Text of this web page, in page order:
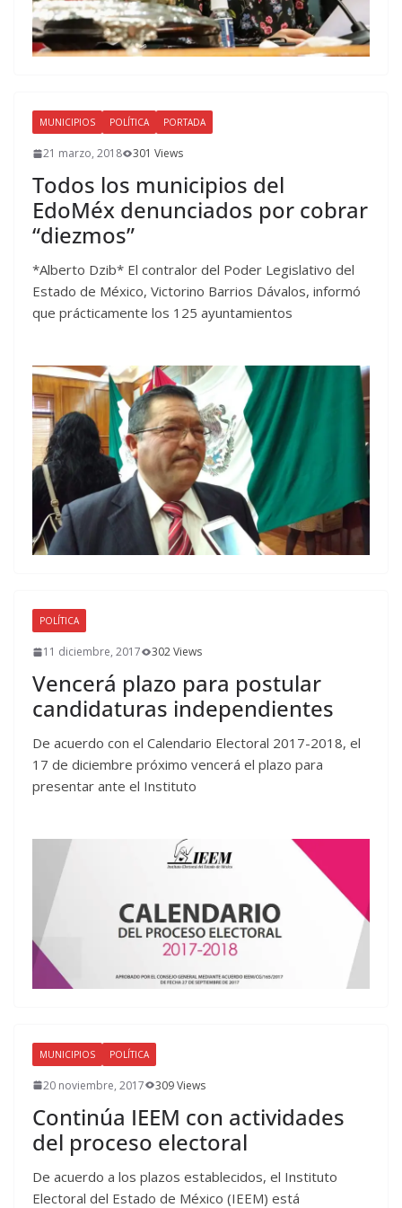
MUNICIPIOS POLÍTICA PORTADA
21 marzo, 2018 301 Views
Todos los municipios del
EdoMéx denunciados por cobrar
“diezmos”
*Alberto Dzib* El contralor del Poder Legislativo del
Estado de México, Victorino Barrios Dávalos, informó
que prácticamente los 125 ayuntamientos
POLÍTICA
11 diciembre, 2017 302 Views
Vencerá plazo para postular
candidaturas independientes
De acuerdo con el Calendario Electoral 2017-2018, el
17 de diciembre próximo vencerá el plazo para
presentar ante el Instituto
MUNICIPIOS POLÍTICA
20 noviembre, 2017 309 Views
Continúa IEEM con actividades
del proceso electoral
De acuerdo a los plazos establecidos, el Instituto
Electoral del Estado de México (IEEM) está